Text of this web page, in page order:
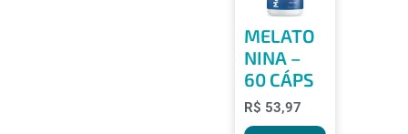
MELATO
NINA –
60 CÁPS
R$ 53,97